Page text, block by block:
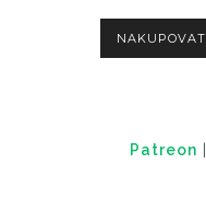
NAKUPOVAT
Patreon